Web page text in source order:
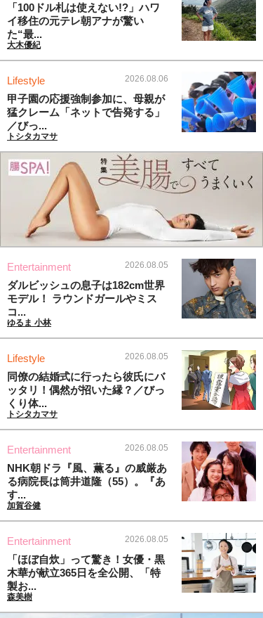
「100ドル札は使えない!?」ハワ
イ移住の元テレ朝アナが驚い
た“最...
大木優紀
Lifestyle 2026.08.06
甲子園の応援強制参加に、母親が
猛クレーム「ネットで告発する」
／びっ...
トシタカマサ
Entertainment 2026.08.05
ダルビッシュの息子は182cm世界
モデル！ ラウンドガールやミス
コ...
ゆるま 小林
Lifestyle 2026.08.05
同僚の結婚式に行ったら彼氏にバ
ッタリ！偶然が招いた縁？／びっ
くり体...
トシタカマサ
Entertainment 2026.08.05
NHK朝ドラ『風、薫る』の威厳あ
る病院長は筒井道隆（55）。『あ
す...
加賀谷健
Entertainment 2026.08.05
「ほぼ自炊」って驚き！女優・黒
木華が献立365日を全公開、「特
製お...
森美樹